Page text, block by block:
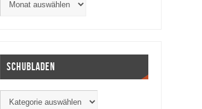
Schubladen